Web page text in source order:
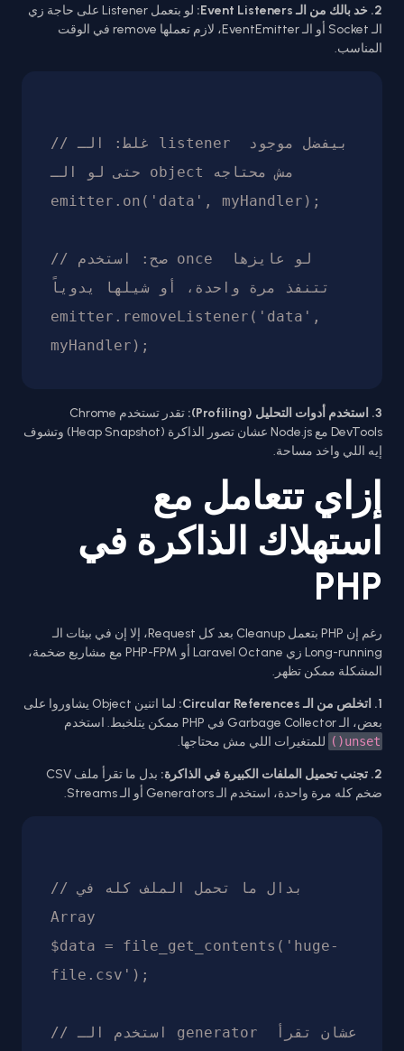
2. خد بالك من الـ Event Listeners:
لو بتعمل Listener على حاجة زي
الـ Socket أو الـ EventEmitter، لازم تعملها remove في الوقت
المناسب.
// غلط: الـ listener بيفضل موجود
حتى لو الـ object مش محتاجه
emitter.on('data', myHandler);
// صح: استخدم once لو عايزها
تتنفذ مرة واحدة، أو شيلها يدوياً
emitter.removeListener('data',
3. استخدم أدوات التحليل (Profiling):
تقدر تستخدم Chrome
DevTools مع Node.js عشان تصور الذاكرة (Heap Snapshot) وتشوف
إيه اللي واخد مساحة.
إزاي تتعامل مع
استهلاك الذاكرة في
PHP
رغم إن PHP بتعمل Cleanup بعد كل Request، إلا إن في بيئات الـ
Long-running زي Laravel Octane أو PHP-FPM مع مشاريع ضخمة،
المشكلة ممكن تظهر.
1. اتخلص من الـ Circular References:
لما اتنين Object يشاوروا على
بعض، الـ Garbage Collector في PHP ممكن يتلخبط. استخدم
unset() للمتغيرات اللي مش محتاجها.
2. تجنب تحميل الملفات الكبيرة في الذاكرة:
بدل ما تقرأ ملف CSV
ضخم كله مرة واحدة، استخدم الـ Generators أو الـ Streams.
// بدال ما تحمل الملف كله في
Array
$data = file_get_contents('huge-
file.csv');
// استخدم الـ generator عشان تقرأ